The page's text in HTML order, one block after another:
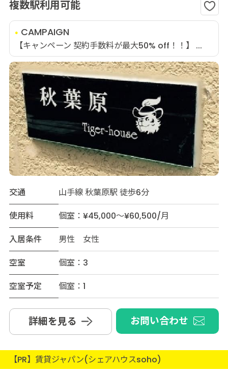
複数駅利用可能
CAMPAIGN
【キャンペーン 契約手数料が最大50% off！！】 ...
交通
山手線 秋葉原駅 徒歩6分
使用料
個室：¥45,000～¥60,500/月
入居条件
男性 女性
空室
個室：3
空室予定
個室：1
詳細を見る お問い合わせ
【PR】賃貸ジャパン(シェアハウスsoho)